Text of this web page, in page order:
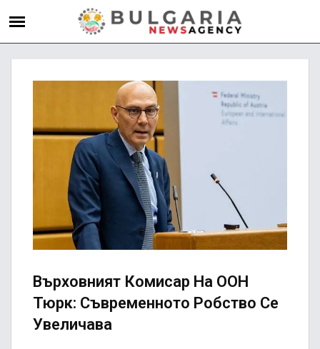
Върховният Комисар На ООН
Тюрк: Съвременното Робство Се
Увеличава